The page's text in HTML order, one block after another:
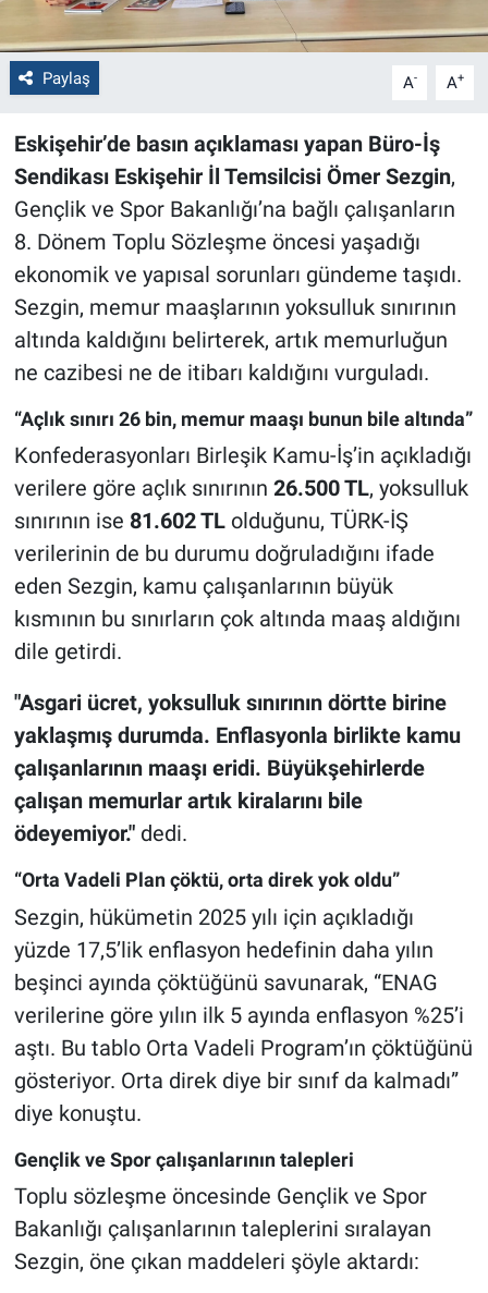
Paylaş A- A+
Eskişehir’de basın açıklaması yapan Büro-İş
Sendikası Eskişehir İl Temsilcisi Ömer Sezgin,
Gençlik ve Spor Bakanlığı’na bağlı çalışanların
8. Dönem Toplu Sözleşme öncesi yaşadığı
ekonomik ve yapısal sorunları gündeme taşıdı.
Sezgin, memur maaşlarının yoksulluk sınırının
altında kaldığını belirterek, artık memurluğun
ne cazibesi ne de itibarı kaldığını vurguladı.
“Açlık sınırı 26 bin, memur maaşı bunun bile altında”
Konfederasyonları Birleşik Kamu-İş’in açıkladığı
verilere göre açlık sınırının 26.500 TL, yoksulluk
sınırının ise 81.602 TLolduğunu, TÜRK-İŞ
verilerinin de bu durumu doğruladığını ifade
eden Sezgin, kamu çalışanlarının büyük
kısmının bu sınırların çok altında maaş aldığını
dile getirdi.
"Asgari ücret, yoksulluk sınırının dörtte birine
yaklaşmış durumda. Enflasyonla birlikte kamu
çalışanlarının maaşı eridi. Büyükşehirlerde
çalışan memurlar artık kiralarını bile
ödeyemiyor."dedi.
“Orta Vadeli Plan çöktü, orta direk yok oldu”
Sezgin, hükümetin 2025 yılı için açıkladığı
yüzde 17,5’lik enflasyon hedefinin daha yılın
beşinci ayında çöktüğünü savunarak, “ENAG
verilerine göre yılın ilk 5 ayında enflasyon %25’i
aştı. Bu tablo Orta Vadeli Program’ın çöktüğünü
gösteriyor. Orta direk diye bir sınıf da kalmadı”
diye konuştu.
Gençlik ve Spor çalışanlarının talepleri
Toplu sözleşme öncesinde Gençlik ve Spor
Bakanlığı çalışanlarının taleplerini sıralayan
Sezgin, öne çıkan maddeleri şöyle aktardı:
Genel
Çevre
Magazin
Bilim ve Teknoloji